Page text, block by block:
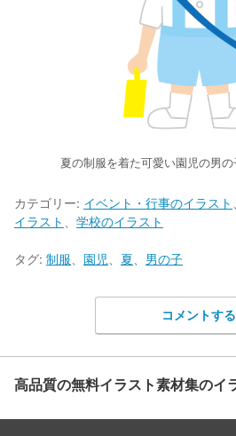
夏の制服を着た可愛い園児の男の
カテゴリー: イベント・行事のイラスト
イラスト
学校のイラスト
タグ: 制服 園児 夏 男の子
コメントする
高品質の無料イラスト素材集のイ